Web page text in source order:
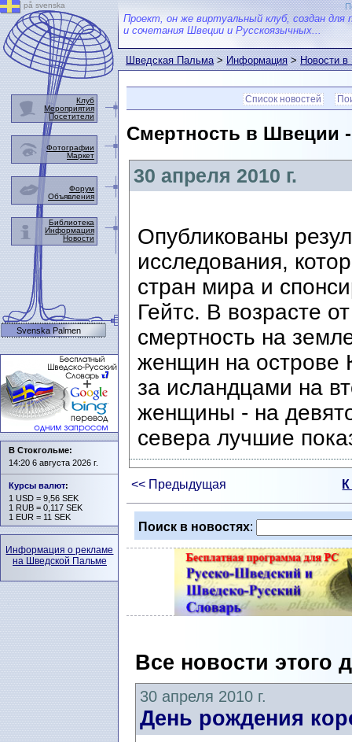
Проект, он же виртуальный клуб, создан для
и сочетания Швеции и Русскоязычных...
Шведская Пальма>Информация>Новости
Список новостей
Смертность в Швеции
30 апреля 2010 г.
Опубликованы
исследования,
стран мира и
Гейтс. В возрасте
смертность на
женщин на острове
за исландцами на
женщины - на
севера лучшие
<< Предыдущая
Поиск в новостях:
Все новости этого
30 апреля 2010 г.
День рождения
på svenska
Клуб
Мероприятия
Посетители
Фотографии
Маркет
Форум
Объявления
Библиотека
Информация
Новости
Svenska Palmen
В Стокгольме:
14:20 6 августа 2026 г.
Курсы валют:
1 USD = 9,56 SEK
1 RUB = 0,117 SEK
1 EUR = 11 SEK
Информация о рекламе
на Шведской Пальме